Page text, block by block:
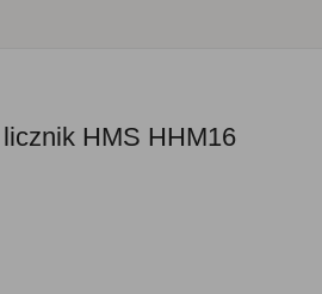
HMS HHM16